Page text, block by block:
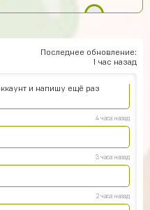
Последнее обновление:
1 час назад
и напишу ещё раз
4 часа назад
3 часа назад
2 часа назад